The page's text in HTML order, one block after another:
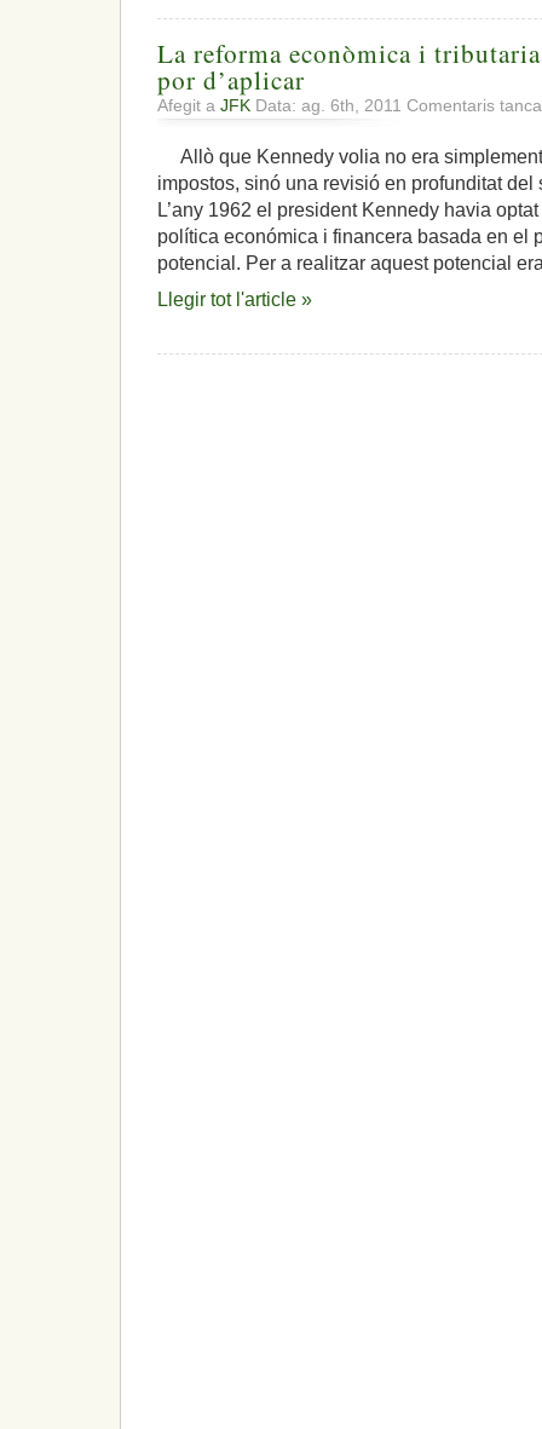
La reforma econòmica i
por d’aplicar
Afegit a JFK Data: ag. 6th, 2011 Comentaris
Allò que Kennedy volia no era
impostos, sinó una revisió en profunditat
L’any 1962 el president Kennedy havia
política económica i financera basada en el
potencial. Per a realitzar aquest potencial
Llegir tot l'article »